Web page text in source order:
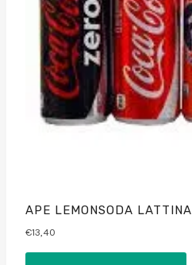
APE LEMONSODA LATTINA
€13,40